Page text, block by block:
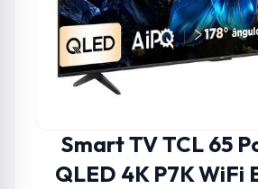
Smart TV TCL 65
QLED 4K P7K WiFi